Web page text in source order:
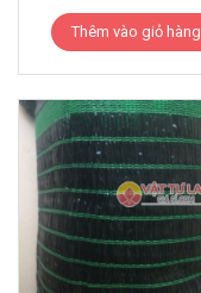
Thêm vào giỏ hàng